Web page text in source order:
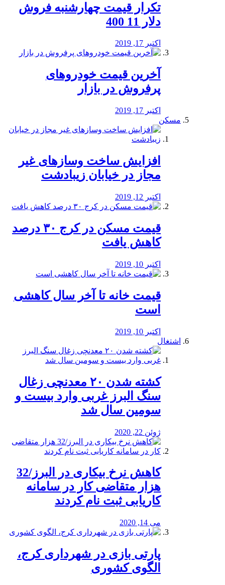
تکرار قیمت چهارشنبه فروش
دلار 11 400
اکتبر 17, 2019
آخرین قیمت خودرو‌های
پرفروش در بازار
اکتبر 17, 2019
مسکن
افزایش ساخت وسازهای غیر
مجاز در خیابان زیبادشت
اکتبر 12, 2019
️قیمت مسکن در کرج ۳۰ درصد
کاهش یافت
اکتبر 10, 2019
قیمت خانه تا آخر سال کاهشی
است
اکتبر 10, 2019
اشتغال
کشته شدن ۲۰ معدنچی زغال
سنگ البرز غربی وارد بیست و
سومین سال شد
ژوئن 22, 2020
کاهش نرخ بیکاری در البرز/32
هزار متقاضی کار در سامانه
کاریابی ثبت نام کردند
می 14, 2020
پارتی بازی در شهرداری کرج،
الگوی کشوری